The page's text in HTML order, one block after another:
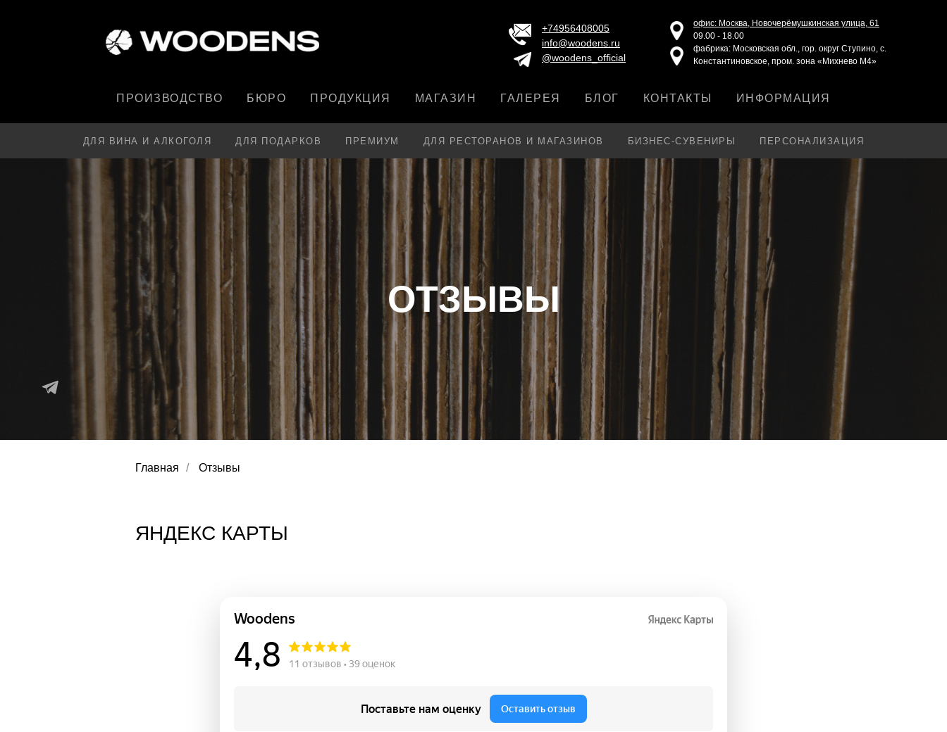
+74956408005
info@woodens.ru
@woodens_official
офис: Москва, Новочерёмушкинская улица, 61
09.00 - 18.00
фабрика: Московская обл., гор. округ Ступино, с.
Константиновское, пром. зона «Михнево М4»
ПРОИЗВОДСТВО БЮРО ПРОДУКЦИЯ МАГАЗИН ГАЛЕРЕЯ БЛОГ КОНТАКТЫ ИНФОРМАЦИЯ
ДЛЯ ВИНА И АЛКОГОЛЯ ДЛЯ ПОДАРКОВ ПРЕМИУМ ДЛЯ РЕСТОРАНОВ И МАГАЗИНОВ БИЗНЕС-СУВЕНИРЫ ПЕРСОНАЛИЗАЦИЯ
ОТЗЫВЫ
Главная / Отзывы
ЯНДЕКС КАРТЫ